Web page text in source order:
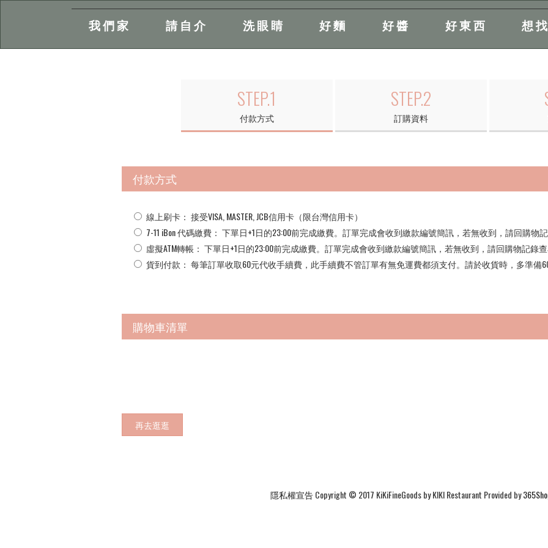
我們家 請自介 洗眼睛 好麵 好醬 好東西 想
STEP.1
付款方式
STEP.2
訂購資料
付款方式
線上刷卡： 接受VISA, MASTER, JCB信用卡（限台灣信用卡）
7-11 iBon 代碼繳費： 下單日+1日的23:00前完成繳費。訂單完成會收到繳款編號簡訊，若無收到，請回購物記
虛擬ATM轉帳： 下單日+1日的23:00前完成繳費。訂單完成會收到繳款編號簡訊，若無收到，請回購物記錄查
貨到付款： 每筆訂單收取60元代收手續費，此手續費不管訂單有無免運費都須支付。請於收貨時，多準備
購物車清單
再去逛逛
隱私權宣告Copyright © 2017 KiKiFineGoods by KIKI Restaurant Provided by